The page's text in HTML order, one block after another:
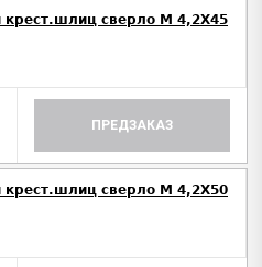
крест.шлиц сверло М 4,2Х45
ПРЕДЗАКАЗ
крест.шлиц сверло М 4,2Х50